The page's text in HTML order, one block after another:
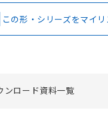
この形・シリーズをマイ
ンロード資料一覧